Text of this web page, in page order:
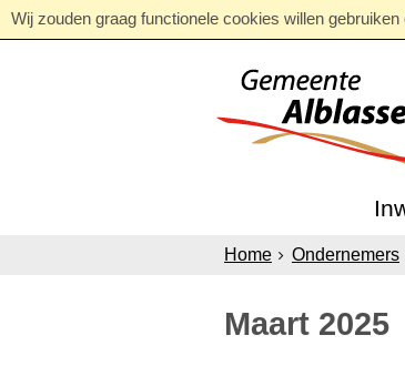
Wij zouden graag functionele cookies willen
Home Ondernemers
Maart 2025